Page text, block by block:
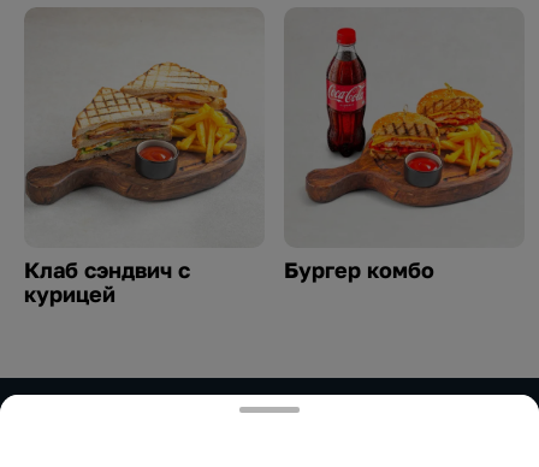
Клаб сэндвич с
курицей
Бургер комбо
ИП Нурымбетов